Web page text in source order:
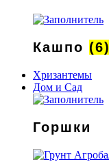
Кашпо (6)
Хризантемы
Дом и Сад
Горшки